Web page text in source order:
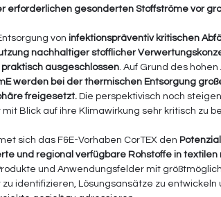
erforderlichen gesonderten Stoffströme vor
von infektionspräventiv kritischen
nachhaltiger stofflicher
ausgeschlossen. Auf Grund des hohen
werden bei der thermischen Entsorgung
freigesetzt. Die perspektivisch noch
Blick auf ihre Klimawirkung sehr kritisch zu
sich das F&E-Vorhaben CorTEX den
und regional verfügbare Rohstoffe in textilen
und Anwendungsfelder mit
identifizieren, Lösungsansätze zu entwickeln